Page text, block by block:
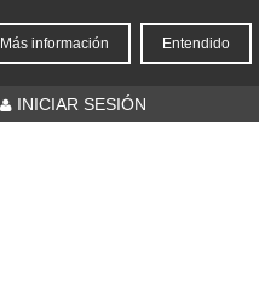
Más información Entendido
INICIAR SESIÓN